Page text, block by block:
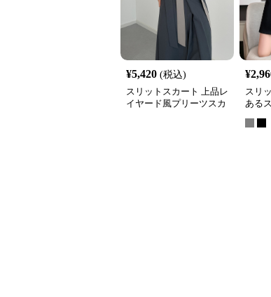
¥5,420 (税込)
スリットスカート 上品レ
イヤード風プリーツスカ
¥
スリ
ある